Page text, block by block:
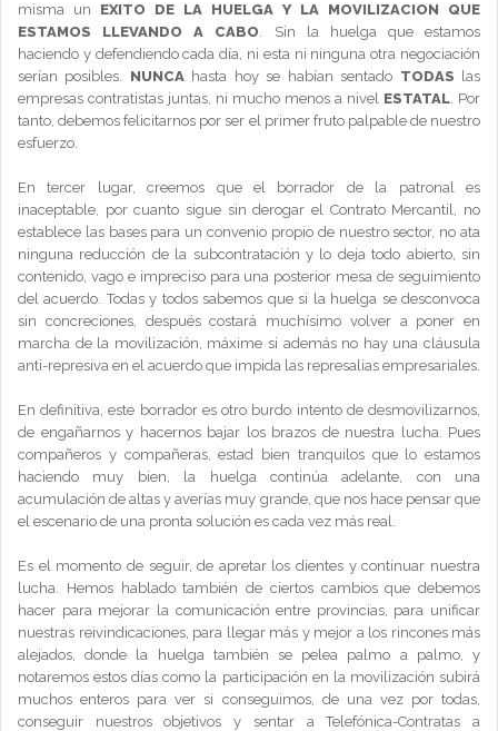
misma un EXITO DE LA HUELGA Y LA MOVILIZACION QUE
ESTAMOS LLEVANDO A CABO. Sin la huelga que estamos
haciendo y defendiendo cada día, ni esta ni ninguna otra negociación
serían posibles. NUNCAhasta hoy se habían sentado TODAS las
empresas contratistas juntas, ni mucho menos a nivel ESTATAL. Por
tanto, debemos felicitarnos por ser el primer fruto palpable de nuestro
esfuerzo.
En tercer lugar, creemos que el borrador de la patronal es
inaceptable, por cuanto sigue sin derogar el Contrato Mercantil, no
establece las bases para un convenio propio de nuestro sector, no ata
ninguna reducción de la subcontratación y lo deja todo abierto, sin
contenido, vago e impreciso para una posterior mesa de seguimiento
del acuerdo. Todas y todos sabemos que si la huelga se desconvoca
sin concreciones, después costará muchísimo volver a poner en
marcha de la movilización, máxime si además no hay una cláusula
anti-represiva en el acuerdo que impida las represalias empresariales.
En definitiva, este borrador es otro burdo intento de desmovilizarnos,
de engañarnos y hacernos bajar los brazos de nuestra lucha. Pues
compañeros y compañeras, estad bien tranquilos que lo estamos
haciendo muy bien, la huelga continúa adelante, con una
acumulación de altas y averías muy grande, que nos hace pensar que
el escenario de una pronta solución es cada vez más real.
Es el momento de seguir, de apretar los dientes y continuar nuestra
lucha. Hemos hablado también de ciertos cambios que debemos
hacer para mejorar la comunicación entre provincias, para unificar
nuestras reivindicaciones, para llegar más y mejor a los rincones más
alejados, donde la huelga también se pelea palmo a palmo, y
notaremos estos días como la participación en la movilización subirá
muchos enteros para ver si conseguimos, de una vez por todas,
conseguir nuestros objetivos y sentar a Telefónica-Contratas a